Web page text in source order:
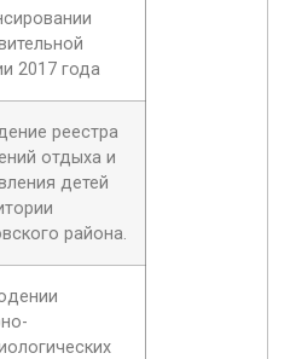
2017 года
реестра
отдыха и
детей
района.